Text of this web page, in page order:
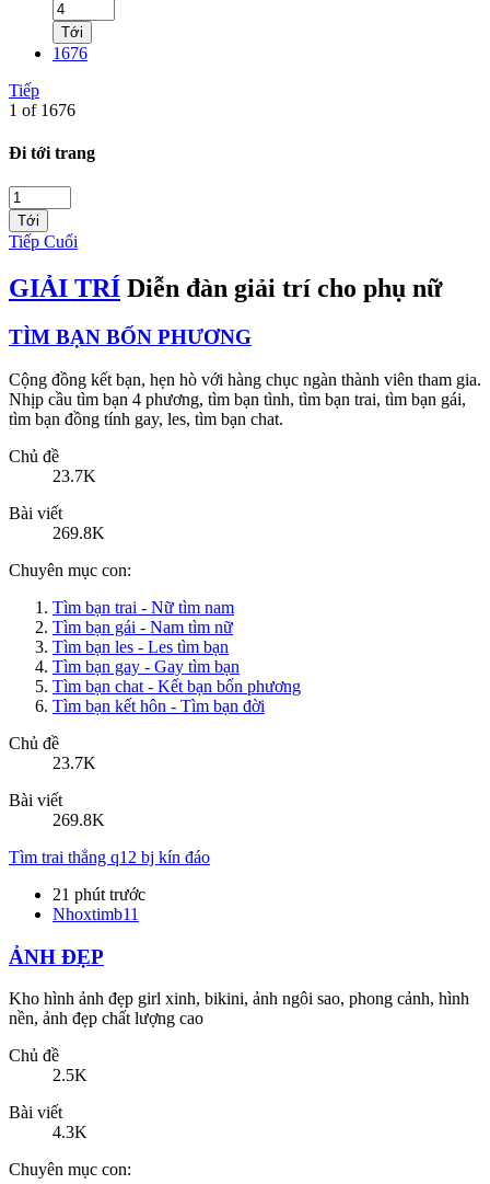
Tới
1676
Tiếp
1 of 1676
Đi tới trang
Tới
Tiếp Cuối
GIẢI TRÍ Diễn đàn giải trí cho phụ nữ
TÌM BẠN BỐN PHƯƠNG
Cộng đồng kết bạn, hẹn hò với hàng chục ngàn thành viên tham gia.
Nhịp cầu tìm bạn 4 phương, tìm bạn tình, tìm bạn trai, tìm bạn gái,
tìm bạn đồng tính gay, les, tìm bạn chat.
Chủ đề
23.7K
Bài viết
269.8K
Chuyên mục con:
Tìm bạn trai - Nữ tìm nam
Tìm bạn gái - Nam tìm nữ
Tìm bạn les - Les tìm bạn
Tìm bạn gay - Gay tìm bạn
Tìm bạn chat - Kết bạn bốn phương
Tìm bạn kết hôn - Tìm bạn đời
Chủ đề
23.7K
Bài viết
269.8K
Tìm trai thẳng q12 bj kín đáo
21 phút trước
Nhoxtimb11
ẢNH ĐẸP
Kho hình ảnh đẹp girl xinh, bikini, ảnh ngôi sao, phong cảnh, hình
nền, ảnh đẹp chất lượng cao
Chủ đề
2.5K
Bài viết
4.3K
Chuyên mục con: